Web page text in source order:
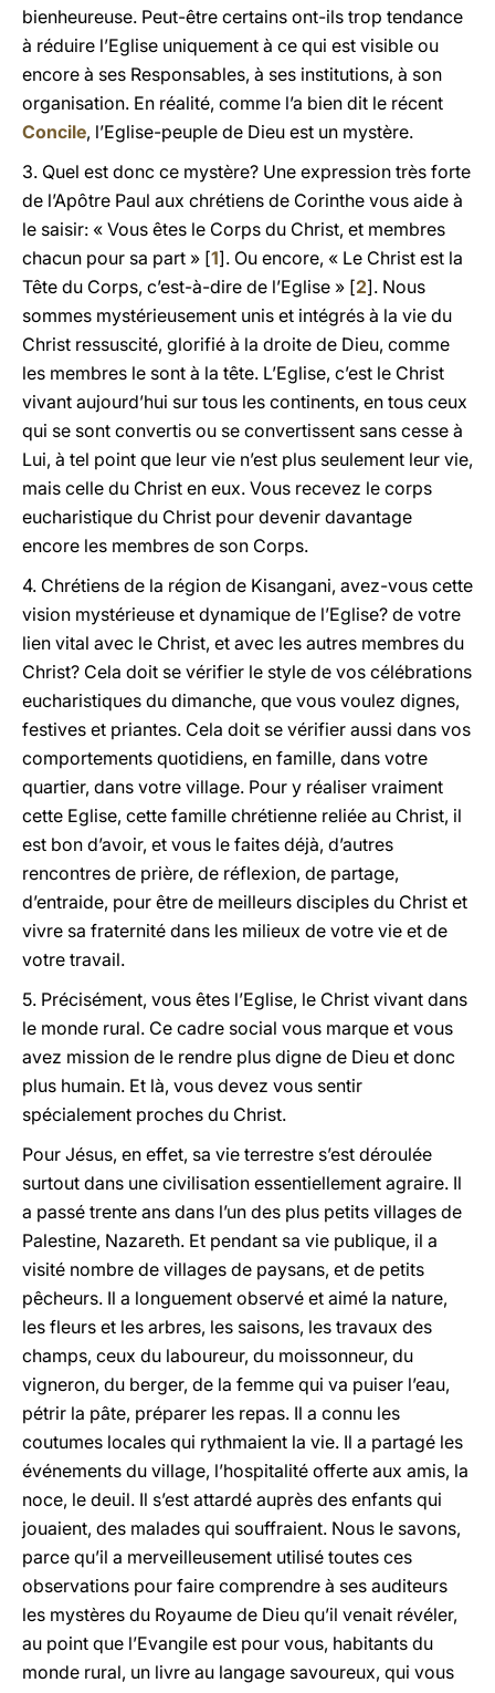
bienheureuse. Peut-être certains ont-ils trop tendance
à réduire l’Eglise uniquement à ce qui est visible ou
encore à ses Responsables, à ses institutions, à son
organisation. En réalité, comme l’a bien dit le récent
Concile, l’Eglise-peuple de Dieu est un mystère.
3. Quel est donc ce mystère? Une expression très forte
de l’Apôtre Paul aux chrétiens de Corinthe vous aide à
le saisir: « Vous êtes le Corps du Christ, et membres
chacun pour sa part » [1]. Ou encore, « Le Christ est la
Tête du Corps, c’est-à-dire de l’Eglise » [2]. Nous
sommes mystérieusement unis et intégrés à la vie du
Christ ressuscité, glorifié à la droite de Dieu, comme
les membres le sont à la tête. L’Eglise, c’est le Christ
vivant aujourd’hui sur tous les continents, en tous ceux
qui se sont convertis ou se convertissent sans cesse à
Lui, à tel point que leur vie n’est plus seulement leur vie,
mais celle du Christ en eux. Vous recevez le corps
eucharistique du Christ pour devenir davantage
encore les membres de son Corps.
4. Chrétiens de la région de Kisangani, avez-vous cette
vision mystérieuse et dynamique de l’Eglise? de votre
lien vital avec le Christ, et avec les autres membres du
Christ? Cela doit se vérifier le style de vos célébrations
eucharistiques du dimanche, que vous voulez dignes,
festives et priantes. Cela doit se vérifier aussi dans vos
comportements quotidiens, en famille, dans votre
quartier, dans votre village. Pour y réaliser vraiment
cette Eglise, cette famille chrétienne reliée au Christ, il
est bon d’avoir, et vous le faites déjà, d’autres
rencontres de prière, de réflexion, de partage,
d’entraide, pour être de meilleurs disciples du Christ et
vivre sa fraternité dans les milieux de votre vie et de
votre travail.
5. Précisément, vous êtes l’Eglise, le Christ vivant dans
le monde rural. Ce cadre social vous marque et vous
avez mission de le rendre plus digne de Dieu et donc
plus humain. Et là, vous devez vous sentir
spécialement proches du Christ.
Pour Jésus, en effet, sa vie terrestre s’est déroulée
surtout dans une civilisation essentiellement agraire. Il
a passé trente ans dans l’un des plus petits villages de
Palestine, Nazareth. Et pendant sa vie publique, il a
visité nombre de villages de paysans, et de petits
pêcheurs. Il a longuement observé et aimé la nature,
les fleurs et les arbres, les saisons, les travaux des
champs, ceux du laboureur, du moissonneur, du
vigneron, du berger, de la femme qui va puiser l’eau,
pétrir la pâte, préparer les repas. Il a connu les
coutumes locales qui rythmaient la vie. Il a partagé les
événements du village, l’hospitalité offerte aux amis, la
noce, le deuil. Il s’est attardé auprès des enfants qui
jouaient, des malades qui souffraient. Nous le savons,
parce qu’il a merveilleusement utilisé toutes ces
observations pour faire comprendre à ses auditeurs
les mystères du Royaume de Dieu qu’il venait révéler,
au point que l’Evangile est pour vous, habitants du
monde rural, un livre au langage savoureux, qui vous